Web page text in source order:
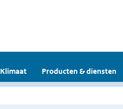
Klimaat Producten & diensten